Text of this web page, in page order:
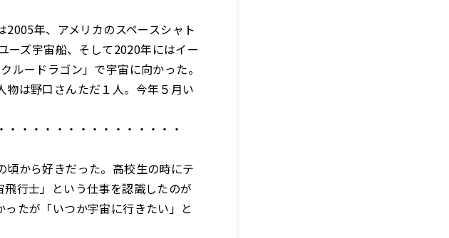
年、アメリカのスペースシャト
ーズ宇宙船、そして2020年にはイー
ルードラゴン」で宇宙に向かった。
は野口さんただ１人。今年５月い
・・・・・・・・・・・・・・
から好きだった。高校生の時にテ
行士」という仕事を認識したのが
たが「いつか宇宙に行きたい」と